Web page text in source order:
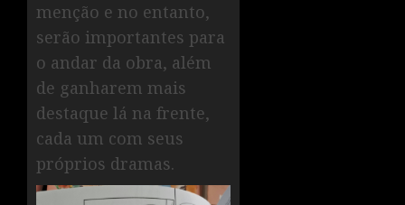
menção e no entanto,
serão importantes para
o andar da obra, além
de ganharem mais
destaque lá na frente,
cada um com seus
próprios dramas.